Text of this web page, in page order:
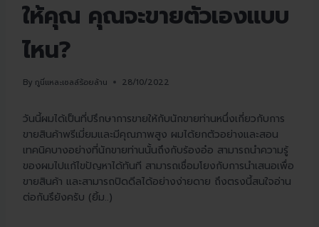
ให้คุณ คุณจะขายตัวเองแบบ
ไหน?
By กูนี่แหละเซลล์ร้อยล้าน 28/10/2022
วันนี้ผมได้เป็นที่ปรึกษาการขายให้กับนักขายท่านหนึ่งเกี่ยวกับการ
ขายสินค้าพรีเมี่ยมและมีคุณภาพสูง ผมได้ยกตัวอย่างและสอน
เทคนิคบางอย่างที่นักขายท่านนั้นถึงกับร้องอ๋อ สามารถนำความรู้
ของผมไปแก้ไขปัญหาได้ทันที สามารถเชื่อมโยงกับการนำเสนอเพื่อ
ขายสินค้า และสามารถปิดดีลได้อย่างง่ายดาย ถึงตรงนี้สนใจอ่าน
ต่อกันรึยังครับ (ยิ้ม..)